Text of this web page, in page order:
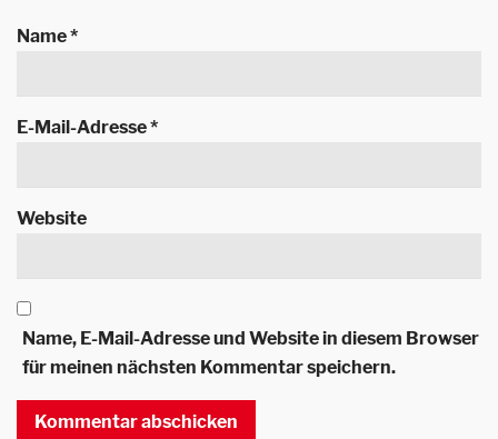
Name*
E-Mail-Adresse*
Website
Name, E-Mail-Adresse und Website in diesem Browser
für meinen nächsten Kommentar speichern.